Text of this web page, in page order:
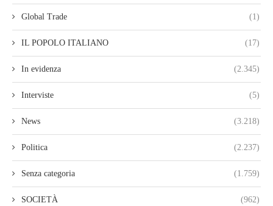
Global Trade (1)
IL POPOLO ITALIANO (17)
In evidenza (2.345)
Interviste (5)
News (3.218)
Politica (2.237)
Senza categoria (1.759)
SOCIETÀ (962)